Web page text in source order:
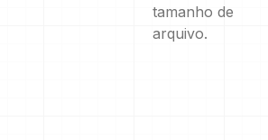
tamanho de
arquivo.